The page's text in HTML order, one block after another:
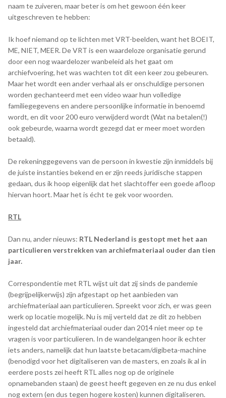
naam te zuiveren, maar beter is om het gewoon één keer
uitgeschreven te hebben:
Ik hoef niemand op te lichten met VRT-beelden, want het BOEIT,
ME, NIET, MEER. De VRT is een waardeloze organisatie gerund
door een nog waardelozer wanbeleid als het gaat om
archiefvoering, het was wachten tot dit een keer zou gebeuren.
Maar het wordt een ander verhaal als er onschuldige personen
worden gechanteerd met een video waar hun volledige
familiegegevens en andere persoonlijke informatie in benoemd
wordt, en dit voor 200 euro verwijderd wordt (Wat na betalen(!)
ook gebeurde, waarna wordt gezegd dat er meer moet worden
betaald).
De rekeninggegevens van de persoon in kwestie zijn inmiddels bij
de juiste instanties bekend en er zijn reeds juridische stappen
gedaan, dus ik hoop eigenlijk dat het slachtoffer een goede afloop
hiervan hoort. Maar het is écht te gek voor woorden.
RTL
Dan nu, ander nieuws: RTL Nederland is gestopt met het aan
particulieren verstrekken van archiefmateriaal ouder dan tien
jaar.
Correspondentie met RTL wijst uit dat zij sinds de pandemie
(begrijpelijkerwijs) zijn afgestapt op het aanbieden van
archiefmateriaal aan particulieren. Spreekt voor zich, er was geen
werk op locatie mogelijk. Nu is mij verteld dat ze dit zo hebben
ingesteld dat archiefmateriaal ouder dan 2014 niet meer op te
vragen is voor particulieren. In de wandelgangen hoor ik echter
iets anders, namelijk dat hun laatste betacam/digibeta-machine
(benodigd voor het digitaliseren van de masters, en zoals ik al in
eerdere posts zei heeft RTL alles nog op de originele
opnamebanden staan) de geest heeft gegeven en ze nu dus enkel
nog extern (en dus tegen hogere kosten) kunnen digitaliseren.